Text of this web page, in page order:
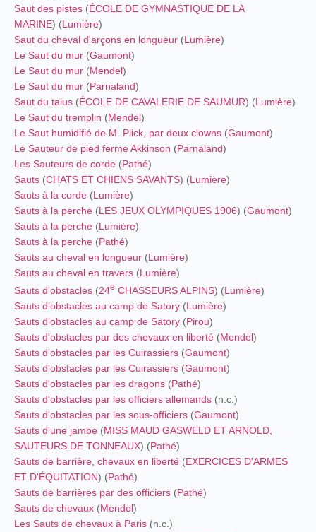
Saut des pistes (ÉCOLE DE GYMNASTIQUE DE LA
MARINE) (Lumière)
Saut du cheval d'arçons en longueur (Lumière)
Le Saut du mur (Gaumont)
Le Saut du mur (Mendel)
Le Saut du mur (Parnaland)
Saut du talus (ÉCOLE DE CAVALERIE DE SAUMUR) (Lumière)
Le Saut du tremplin (Mendel)
Le Saut humidifié de M. Plick, par deux clowns (Gaumont)
Le Sauteur de pied ferme Akkinson (Parnaland)
Les Sauteurs de corde (Pathé)
Sauts (CHATS ET CHIENS SAVANTS) (Lumière)
Sauts à la corde (Lumière)
Sauts à la perche (LES JEUX OLYMPIQUES 1906) (Gaumont)
Sauts à la perche (Lumière)
Sauts à la perche (Pathé)
Sauts au cheval en longueur (Lumière)
Sauts au cheval en travers (Lumière)
Sauts d'obstacles (24e CHASSEURS ALPINS) (Lumière)
Sauts d’obstacles au camp de Satory (Lumière)
Sauts d’obstacles au camp de Satory (Pirou)
Sauts d'obstacles par des chevaux en liberté (Mendel)
Sauts d'obstacles par les Cuirassiers (Gaumont)
Sauts d'obstacles par les Cuirassiers (Gaumont)
Sauts d'obstacles par les dragons (Pathé)
Sauts d'obstacles par les officiers allemands (n.c.)
Sauts d'obstacles par les sous-officiers (Gaumont)
Sauts d'une jambe (MISS MAUD GASWELD ET ARNOLD,
SAUTEURS DE TONNEAUX) (Pathé)
Sauts de barrière, chevaux en liberté (EXERCICES D'ARMES
ET D'ÉQUITATION) (Pathé)
Sauts de barrières par des officiers (Pathé)
Sauts de chevaux (Mendel)
Les Sauts de chevaux à Paris (n.c.)